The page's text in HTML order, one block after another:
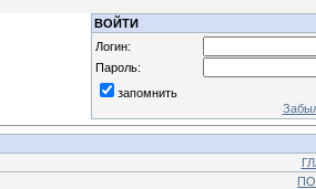
ВОЙТИ
Логин:
Пароль:
запомнить